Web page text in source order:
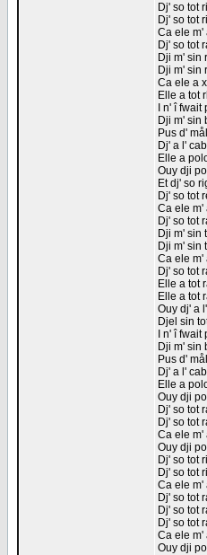
Dj' so tot
Dj' so tot
Ca ele m'
Dj' so tot
Dji m' sin
Dji m' sin
Ca ele a
Elle a tot
I n' î
Dji m' sin
Pus d'
Dj' a l'
Elle a
Ouy dji
Et dj' so
Dj' so tot
Ca ele m'
Dj' so tot
Dji m' sin
Dji m' sin
Ca ele m'
Dj' so tot
Elle a tot
Elle a tot
Ouy dj' a
Djel sin
I n' î
Dji m' sin
Pus d'
Dj' a l'
Elle a
Ouy dji
Dj' so tot
Dj' so tot
Ca ele m'
Ouy dji
Dj' so tot
Dj' so tot
Ca ele m'
Dj' so tot
Dj' so tot
Dj' so tot
Ca ele m'
Ouy dji